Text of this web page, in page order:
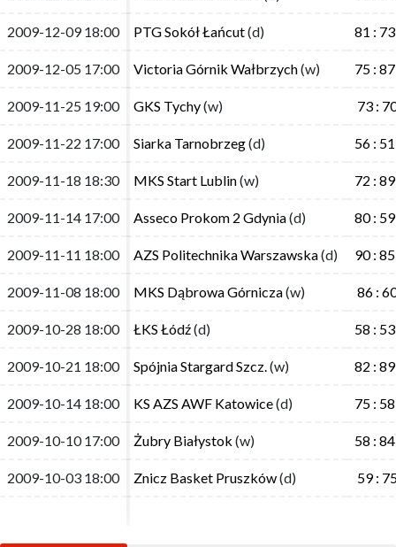
2009-12-09 18:00 PTG Sokół Łańcut(d) 81 : 73
2009-12-05 17:00 Victoria Górnik Wałbrzych(w) 75 : 87
2009-11-25 19:00 GKS Tychy(w) 73 :
2009-11-22 17:00 Siarka Tarnobrzeg(d) 56 : 51
2009-11-18 18:30 MKS Start Lublin(w) 72 : 89
2009-11-14 17:00 Asseco Prokom 2 Gdynia(d) 80 : 59
2009-11-11 18:00 AZS Politechnika Warszawska(d) 90 : 85
2009-11-08 18:00 MKS Dąbrowa Górnicza(w) 86 :
2009-10-28 18:00 ŁKS Łódź(d) 58 : 53
2009-10-21 18:00 Spójnia Stargard Szcz.(w) 82 : 89
2009-10-14 18:00 KS AZS AWF Katowice(d) 75 : 58
2009-10-10 17:00 Żubry Białystok (w) 58 : 84
2009-10-03 18:00 Znicz Basket Pruszków(d) 59 :
2009-12-09 18:00 PTG Sokół Łańcut(d) 81 : 73
2009-12-05 17:00 Victoria Górnik Wałbrzych(w) 75 : 87
2009-11-25 19:00 GKS Tychy(w) 73 :
2009-11-22 17:00 Siarka Tarnobrzeg(d) 56 : 51
2009-11-18 18:30 MKS Start Lublin(w) 72 : 89
2009-11-14 17:00 Asseco Prokom 2 Gdynia(d) 80 : 59
2009-11-11 18:00 AZS Politechnika Warszawska(d) 90 : 85
2009-11-08 18:00 MKS Dąbrowa Górnicza(w) 86 :
2009-10-28 18:00 ŁKS Łódź(d) 58 : 53
2009-10-21 18:00 Spójnia Stargard Szcz.(w) 82 : 89
2009-10-14 18:00 KS AZS AWF Katowice(d) 75 : 58
2009-10-10 17:00 Żubry Białystok (w) 58 : 84
2009-10-03 18:00 Znicz Basket Pruszków(d) 59 :